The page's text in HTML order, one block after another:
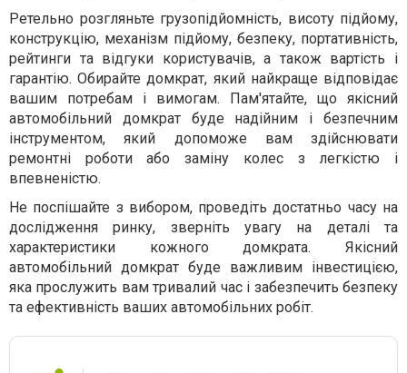
Ретельно розгляньте грузопідйомність, висоту підйому,
конструкцію, механізм підйому, безпеку, портативність,
рейтинги та відгуки користувачів, а також вартість і
гарантію. Обирайте домкрат, який найкраще відповідає
вашим потребам і вимогам. Пам'ятайте, що якісний
автомобільний домкрат буде надійним і безпечним
інструментом, який допоможе вам здійснювати
ремонтні роботи або заміну колес з легкістю і
впевненістю.
Не поспішайте з вибором, проведіть достатньо часу на
дослідження ринку, зверніть увагу на деталі та
характеристики кожного домкрата. Якісний
автомобільний домкрат буде важливим інвестицією,
яка прослужить вам тривалий час і забезпечить безпеку
та ефективність ваших автомобільних робіт.